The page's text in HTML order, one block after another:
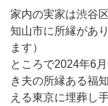
家内の実家は渋谷
知山市に所縁があ
ます）
ところで2024年6
き夫の所縁ある福
える東京に埋葬し